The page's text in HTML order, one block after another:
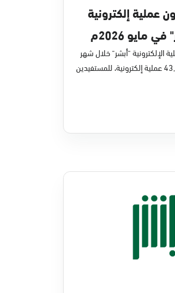
43 مليون عملية إلكترونية
2026م
الإلكترونية "أبشر" خلال شهر
مايو الماضي 43,722,443 عملية إلكترونية، للمستفيدين